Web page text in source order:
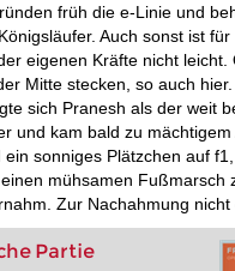
früh die e-Linie und
Auch sonst ist
eigenen Kräfte nicht leicht.
Mitte stecken, so auch
sich Pranesh als der weit
und kam bald zu mächtigem
sonniges Plätzchen auf
mühsamen Fußmarsch
Zur Nachahmung nicht
Partie